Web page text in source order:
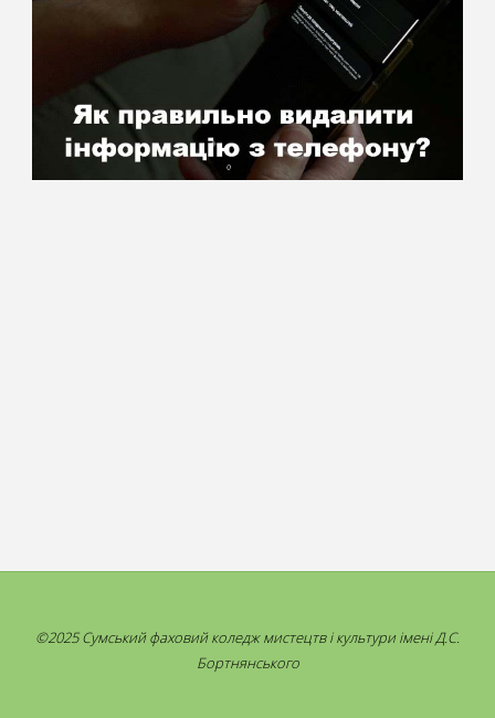
©2025 Сумський фаховий коледж мистецтв і культури імені Д.С.
Бортнянського